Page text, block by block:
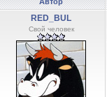
RED_BUL
Свой человек